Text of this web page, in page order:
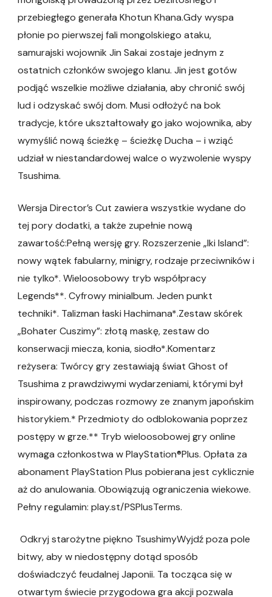
przebiegłego generała Khotun Khana.Gdy wyspa
płonie po pierwszej fali mongolskiego ataku,
samurajski wojownik Jin Sakai zostaje jednym z
ostatnich członków swojego klanu. Jin jest gotów
podjąć wszelkie możliwe działania, aby chronić swój
lud i odzyskać swój dom. Musi odłożyć na bok
tradycje, które ukształtowały go jako wojownika, aby
wymyślić nową ścieżkę – ścieżkę Ducha – i wziąć
udział w niestandardowej walce o wyzwolenie wyspy
Tsushima.
Wersja Director’s Cut zawiera wszystkie wydane do
tej pory dodatki, a także zupełnie nową
zawartość:Pełną wersję gry. Rozszerzenie „Iki Island”:
nowy wątek fabularny, minigry, rodzaje przeciwników i
nie tylko*. Wieloosobowy tryb współpracy
Legends**. Cyfrowy minialbum. Jeden punkt
techniki*. Talizman łaski Hachimana*.Zestaw skórek
„Bohater Cuszimy”: złotą maskę, zestaw do
konserwacji miecza, konia, siodło*.Komentarz
reżysera: Twórcy gry zestawiają świat Ghost of
Tsushima z prawdziwymi wydarzeniami, którymi był
inspirowany, podczas rozmowy ze znanym japońskim
historykiem.* Przedmioty do odblokowania poprzez
postępy w grze.** Tryb wieloosobowej gry online
wymaga członkostwa w PlayStation®Plus. Opłata za
abonament PlayStation Plus pobierana jest cyklicznie
aż do anulowania. Obowiązują ograniczenia wiekowe.
Pełny regulamin: play.st/PSPlusTerms.
Odkryj starożytne piękno TsushimyWyjdź poza pole
bitwy, aby w niedostępny dotąd sposób
doświadczyć feudalnej Japonii. Ta tocząca się w
otwartym świecie przygodowa gra akcji pozwala